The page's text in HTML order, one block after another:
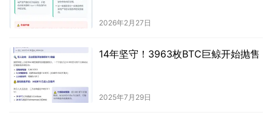
2026年2月27日
14年坚守！3963枚BTC巨鲸开始抛售
2025年7月29日